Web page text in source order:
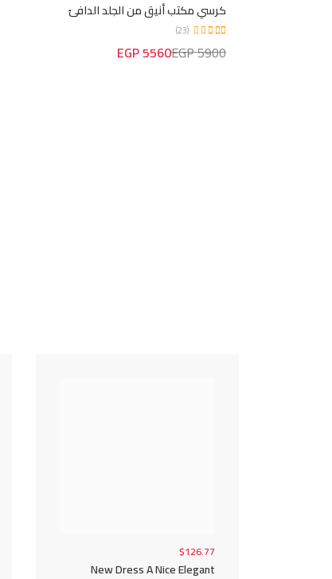
كرسي مكتب أنيق من الجلد الدافئ
(23)
5900 EGP
5560 EGP
$126.77
New Dress A Nice Elegant